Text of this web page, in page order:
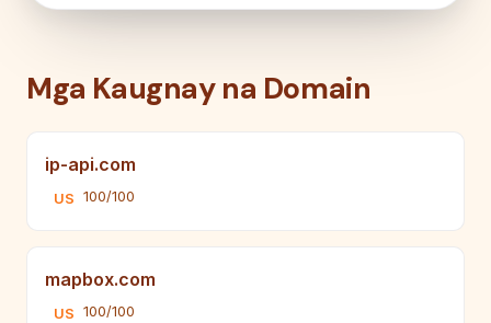
Mga Kaugnay na Domain
ip-api.com
US 100/100
mapbox.com
US 100/100